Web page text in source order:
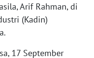
Arif Rahman, di
(Kadin)
17 September